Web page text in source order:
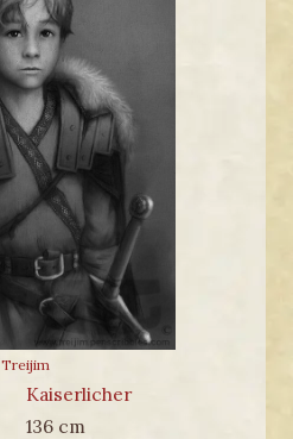
Treijim
Kaiserlicher
136 cm